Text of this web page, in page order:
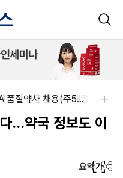
약 아산공장 약사 채용
알보젠코리아-향남공장 OQA 품질약사 채용(주5일/파트타임 가능)
…약국 정보도 이
요약가